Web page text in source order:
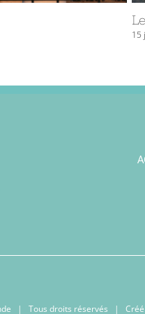
d’Olonne
27
| Tous droits réservés | Créé